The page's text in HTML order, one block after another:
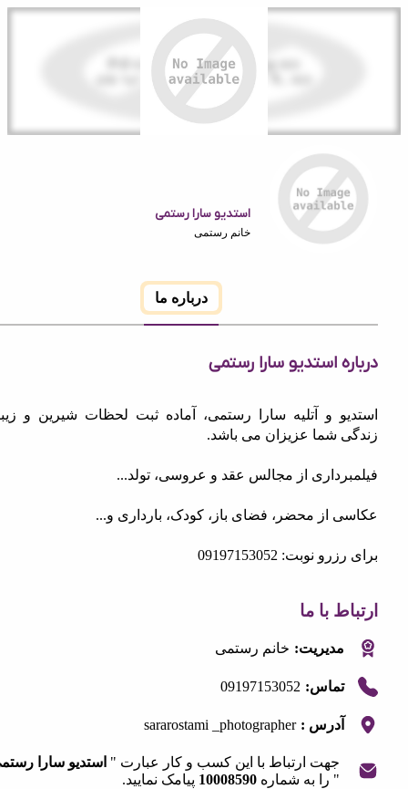
استدیو سارا رستمی
خانم رستمی
استدیو سارا رستمی
و آتلیه سارا رستمی، آماده ثبت لحظات شیرین و زیبای
شما عزیزان می باشد.
از مجالس عقد و عروسی، تولد...
از محضر، فضای باز، کودک، بارداری و...
09197153052
با ما
مدیریت: خانم رستمی
تماس: 09197153052
آدرس : sararostami _photographer
جهت ارتباط با این کسب و کار عبارت "استدیو سارا رستمی
" را به شماره
10008590 پیامک نمایید.